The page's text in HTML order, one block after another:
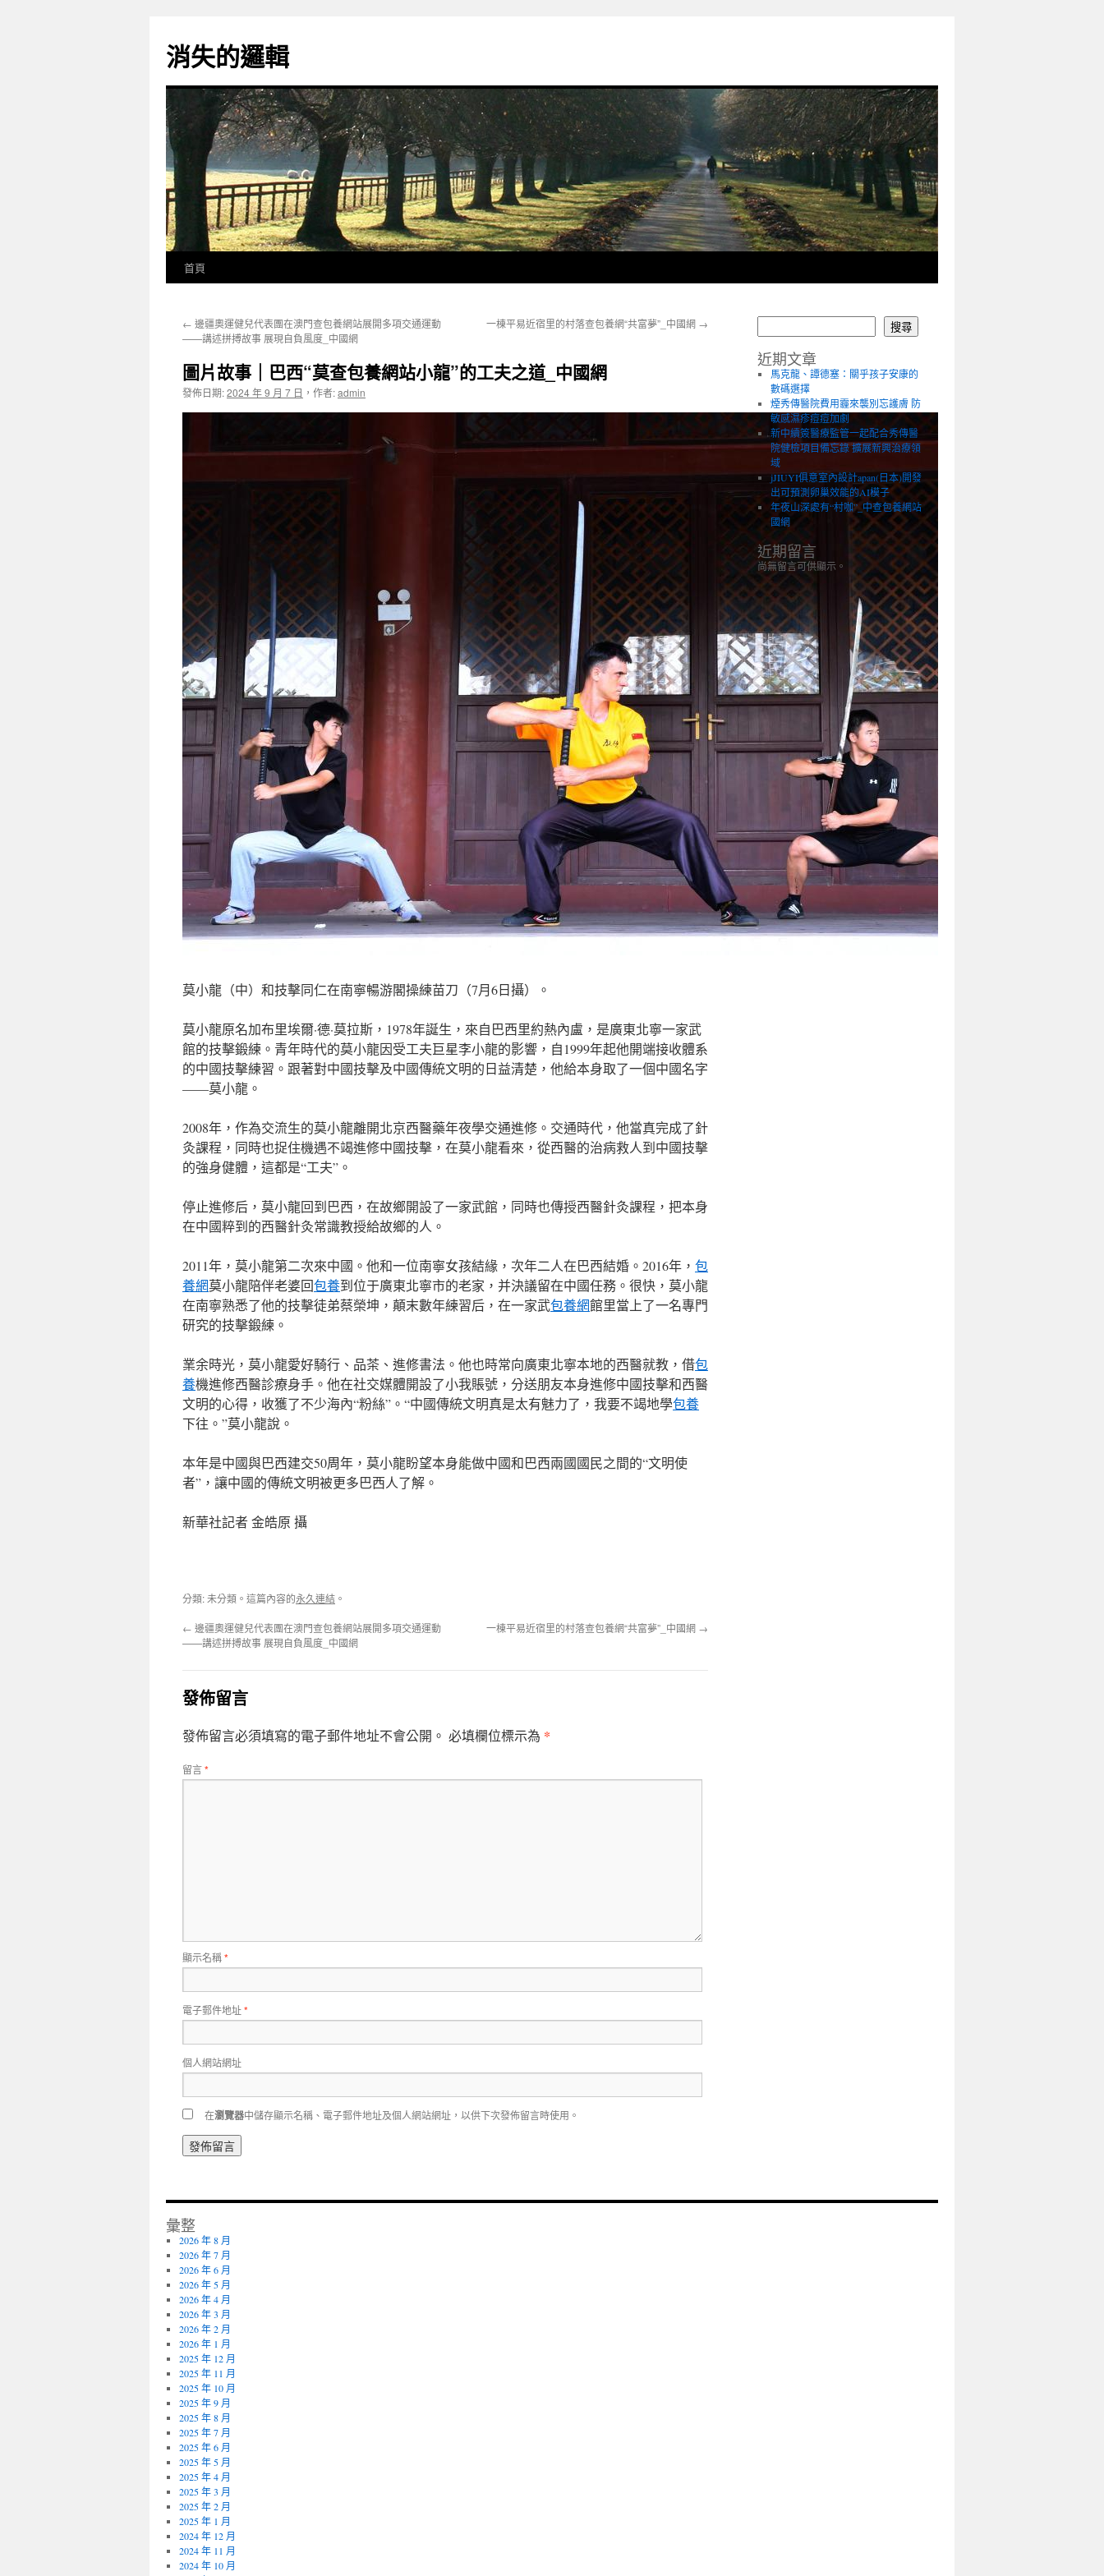
主
要
消失的邏輯
首頁
← 邊疆奧運健兒代表團在澳門查包養網站展開多項交通運動
——講述拼搏故事 展現自負風度_中國網
一棟平易近宿里的村落查包養網“共富夢”_中國網 →
圖片故事｜巴西“莫查包養網站小龍”的工夫之道_中國網
發佈日期:2024 年 9 月 7 日 ， 作者:admin
莫小龍（中）和技擊同仁在南寧暢游閣操練苗刀（7月6日攝）。
莫小龍原名加布里埃爾·德·莫拉斯，1978年誕生，來自巴西里約熱內盧，是廣東北寧一家武
館的技擊鍛練。青年時代的莫小龍因受工夫巨星李小龍的影響，自1999年起他開端接收體系
的中國技擊練習。跟著對中國技擊及中國傳統文明的日益清楚，他給本身取了一個中國名字
——莫小龍。
2008年，作為交流生的莫小龍離開北京西醫藥年夜學交通進修。交通時代，他當真完成了針
灸課程，同時也捉住機遇不竭進修中國技擊，在莫小龍看來，從西醫的治病救人到中國技擊
的強身健體，這都是“工夫”。
停止進修后，莫小龍回到巴西，在故鄉開設了一家武館，同時也傳授西醫針灸課程，把本身
在中國粹到的西醫針灸常識教授給故鄉的人。
2011年，莫小龍第二次來中國。他和一位南寧女孩結緣，次年二人在巴西結婚。2016年， 包
養網莫小龍陪伴老婆回包養到位于廣東北寧市的老家，并決議留在中國任務。很快，莫小龍
在南寧熟悉了他的技擊徒弟蔡榮坤，顛末數年練習后，在一家武包養網館里當上了一名專門
研究的技擊鍛練。
業余時光，莫小龍愛好騎行、品茶、進修書法。他也時常向廣東北寧本地的西醫就教，借包
養機進修西醫診療身手。他在社交媒體開設了小我賬號，分送朋友本身進修中國技擊和西醫
文明的心得，收獲了不少海內“粉絲”。“中國傳統文明真是太有魅力了，我要不竭地學包養
下往。”莫小龍說。
本年是中國與巴西建交50周年，莫小龍盼望本身能做中國和巴西兩國國民之間的“文明使
者”，讓中國的傳統文明被更多巴西人了解。
新華社記者 金皓原 攝
分類: 未分類。這篇內容的永久連結 。
← 邊疆奧運健兒代表團在澳門查包養網站展開多項交通運動
——講述拼搏故事 展現自負風度_中國網
一棟平易近宿里的村落查包養網“共富夢”_中國網 →
發佈留言
發佈留言必須填寫的電子郵件地址不會公開。 必填欄位標示為 *
留言*
顯示名稱*
電子郵件地址*
個人網站網址
在瀏覽器中儲存顯示名稱、電子郵件地址及個人網站網址，以供下次發佈留言時使用。
搜尋
近期文章
馬克龍、譚德塞：關乎孩子安康的
數碼選擇
煙秀傳醫院費用霾來襲別忘護膚 防
敏感濕疹痘痘加劇
新中續簽醫療監管一起配合秀傳醫
院健檢項目備忘錄 擴展新興治療領
域
jJIUYI俱意室內設計apan(日本)開發
出可預測卵巢效能的AI模子
年夜山深處有“村咖”_中查包養網站
國網
近期留言
尚無留言可供顯示。
彙整
2026 年 8 月
2026 年 7 月
2026 年 6 月
2026 年 5 月
2026 年 4 月
2026 年 3 月
2026 年 2 月
2026 年 1 月
2025 年 12 月
2025 年 11 月
2025 年 10 月
2025 年 9 月
2025 年 8 月
2025 年 7 月
2025 年 6 月
2025 年 5 月
2025 年 4 月
2025 年 3 月
2025 年 2 月
2025 年 1 月
2024 年 12 月
2024 年 11 月
2024 年 10 月